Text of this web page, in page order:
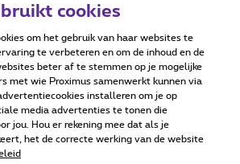
Accessibility statement
© Proximus
consumenteninfo
cookies
om het gebruik van haar websites te
te verbeteren en om de inhoud en de
beter af te stemmen op je mogelijke
met wie Proximus samenwerkt kunnen via
installeren om je op
media advertenties te tonen die
jou. Hou er rekening mee dat als je
het de correcte werking van de website